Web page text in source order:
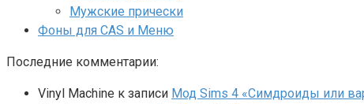
Мужские прически
Фоны для CAS и Меню
Последние комментарии:
Vinyl Machine к записи Мод Sims 4 «Симдроиды или